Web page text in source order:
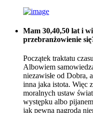
Mam 30,40,50 lat i
przebranżowienie
Początek traktatu
Albowiem
niezawisłe od Dobra,
inna jaka istota. Więc
moralnych ustaw
występku albo
jak pewna nagroda